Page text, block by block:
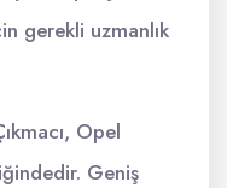
gerekli uzmanlık
Opel
Geniş